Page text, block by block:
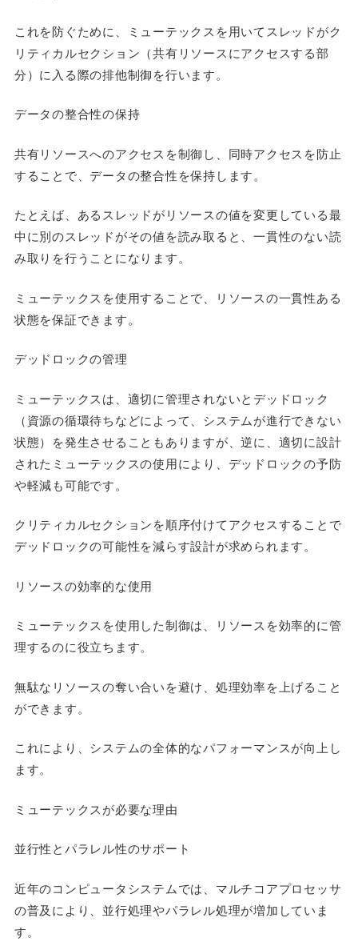
これを防ぐために、ミューテックスを用いてスレッドがク
リティカルセクション（共有リソースにアクセスする部
分）に入る際の排他制御を行います。
データの整合性の保持
共有リソースへのアクセスを制御し、同時アクセスを防止
することで、データの整合性を保持します。
たとえば、あるスレッドがリソースの値を変更している最
中に別のスレッドがその値を読み取ると、一貫性のない読
み取りを行うことになります。
ミューテックスを使用することで、リソースの一貫性ある
状態を保証できます。
デッドロックの管理
ミューテックスは、適切に管理されないとデッドロック
（資源の循環待ちなどによって、システムが進行できない
状態）を発生させることもありますが、逆に、適切に設計
されたミューテックスの使用により、デッドロックの予防
や軽減も可能です。
クリティカルセクションを順序付けてアクセスすることで
デッドロックの可能性を減らす設計が求められます。
リソースの効率的な使用
ミューテックスを使用した制御は、リソースを効率的に管
理するのに役立ちます。
無駄なリソースの奪い合いを避け、処理効率を上げること
ができます。
これにより、システムの全体的なパフォーマンスが向上し
ます。
ミューテックスが必要な理由
並行性とパラレル性のサポート
近年のコンピュータシステムでは、マルチコアプロセッサ
の普及により、並行処理やパラレル処理が増加していま
す。